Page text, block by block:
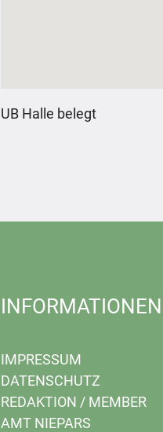
UB Halle belegt
INFORMATIONEN
IMPRESSUM
DATENSCHUTZ
REDAKTION / MEMBER
AMT NIEPARS